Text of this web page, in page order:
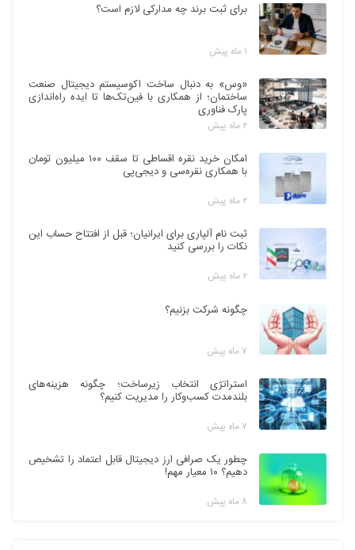
برای ثبت برند چه مدارکی لازم است؟
۱ ماه پیش
«وس» به دنبال ساخت اکوسیستم دیجیتال صنعت
ساختمان؛ از همکاری با فین‌تک‌ها تا ایده راه‌اندازی
پارک فناوری
۲ ماه پیش
امکان خرید نقره اقساطی تا سقف ۱۰۰ میلیون تومان
با همکاری نقره‌سی و دیجی‌پی
۲ ماه پیش
ثبت نام آلپاری برای ایرانیان؛ قبل از افتتاح حساب این
نکات را بررسی کنید
۲ ماه پیش
چگونه شرکت بزنیم؟
۷ ماه پیش
استراتژی انتخاب زیرساخت؛ چگونه هزینه‌های
بلندمدت کسب‌وکار را مدیریت کنیم؟
۷ ماه پیش
چطور یک صرافی ارز دیجیتال قابل اعتماد را تشخیص
دهیم؟ ۱۰ معیار مهم!
۸ ماه پیش